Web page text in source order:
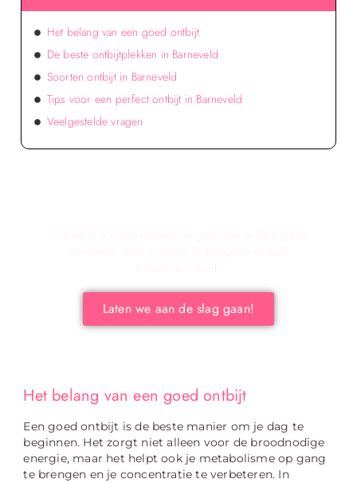
Het belang van een goed ontbijt
Een goed ontbijt is de beste manier om je dag te
beginnen. Het zorgt niet alleen voor de broodnodige
energie, maar het helpt ook je metabolisme op gang
te brengen en je concentratie te verbeteren. In
Het belang van een goed ontbijt
De beste ontbijtplekken in Barneveld
Soorten ontbijt in Barneveld
Tips voor een perfect ontbijt in Barneveld
Veelgestelde vragen
Laten we aan de slag gaan!